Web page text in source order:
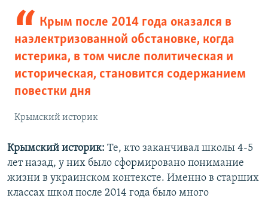
Крым после 2014 года оказался в
наэлектризованной обстановке, когда
истерика, в том числе политическая и
историческая, становится содержанием
повестки дня
Крымский историк
Крымский историк: Те, кто заканчивал школы 4-5
лет назад, у них было сформировано понимание
жизни в украинском контексте. Именно в старших
классах школ после 2014 года было много